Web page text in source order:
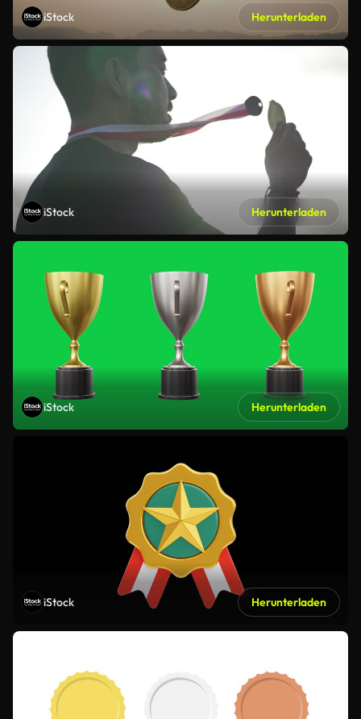
iStock Herunterladen
iStock Herunterladen
iStock Herunterladen
iStock Herunterladen